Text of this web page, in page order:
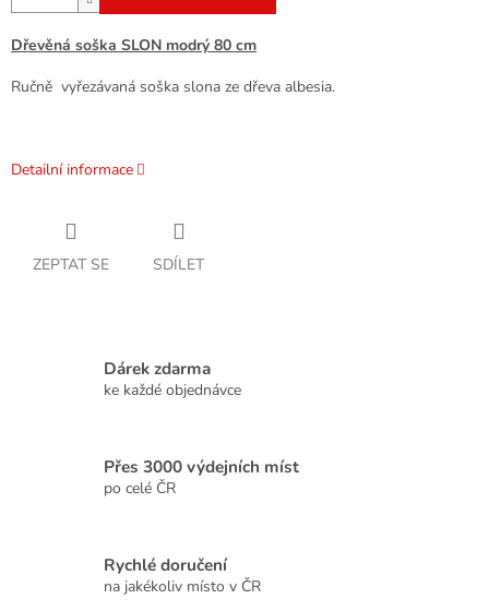
Dřevěná soška SLON modrý 80 cm
Ručně vyřezávaná soška slona ze dřeva albesia.
Detailní informace
ZEPTAT SE SDÍLET
Dárek zdarma
ke každé objednávce
Přes 3000 výdejních míst
po celé ČR
Rychlé doručení
na jakékoliv místo v ČR